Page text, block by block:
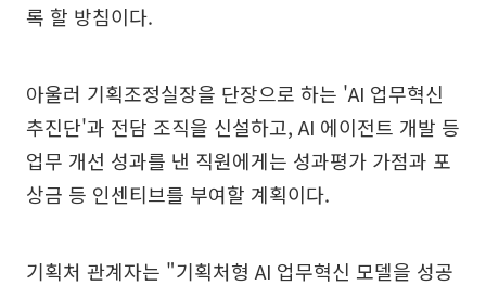
록 할 방침이다.
아울러 기획조정실장을 단장으로 하는 'AI 업무혁신
추진단'과 전담 조직을 신설하고, AI 에이전트 개발 등
업무 개선 성과를 낸 직원에게는 성과평가 가점과 포
상금 등 인센티브를 부여할 계획이다.
기획처 관계자는 "기획처형 AI 업무혁신 모델을 성공